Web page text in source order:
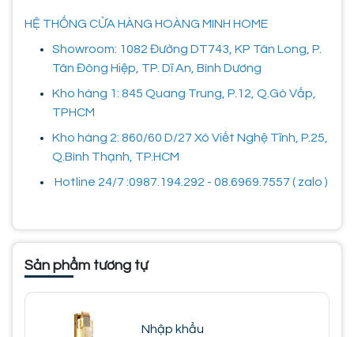
HỆ THỐNG CỬA HÀNG HOÀNG MINH HOME
Showroom: 1082 Đường DT743, KP Tân Long, P.
Tân Đông Hiệp, TP. Dĩ An, Bình Dương
Kho hàng 1: 845 Quang Trung, P.12, Q.Gò Vấp,
TPHCM
Kho hàng 2: 860/60 D/27 Xô Viết Nghệ Tĩnh, P.25,
Q.Bình Thạnh, TP.HCM
Hotline 24/7 :0987.194.292 - 08.6969.7557 ( zalo )
Sản phẩm tương tự
Nhập khẩu